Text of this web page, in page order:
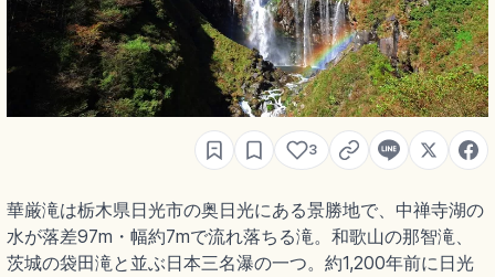
3
華厳滝は栃木県日光市の奥日光にある景勝地で、中禅寺湖の
水が落差97m・幅約7mで流れ落ちる滝。和歌山の那智滝、
茨城の袋田滝と並ぶ日本三名瀑の一つ。約1,200年前に日光